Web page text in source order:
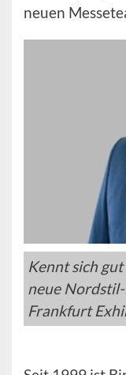
neuen
Kennt sich
neue
Frankfurt